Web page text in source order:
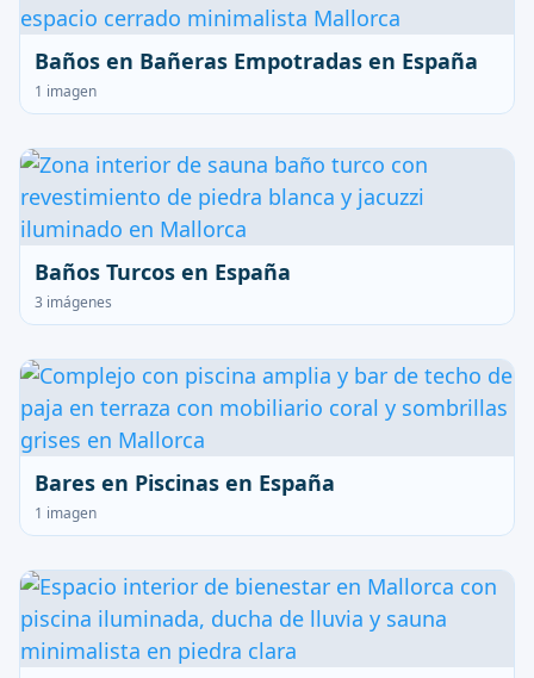
Baños en Bañeras Empotradas en España
1 imagen
Baños Turcos en España
3 imágenes
Bares en Piscinas en España
1 imagen